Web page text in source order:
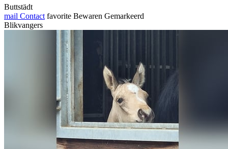
Buttstädt
mail Contact favorite Bewaren Gemarkeerd
Blikvangers